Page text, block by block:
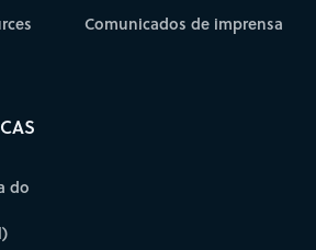
Comunicados de imprensa
do